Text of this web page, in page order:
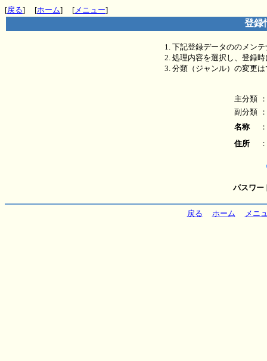
[戻る] [ホーム] [メニュー]
登録
下記登録データののメン
処理内容を選択し、登録
分類（ジャンル）の変更
主分類
：
副分類
：
名称
：
住所
：
パスワー
戻る ホーム メニ